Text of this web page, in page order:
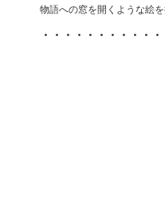
物語への窓を開くような絵
・・・・・・・・・・・